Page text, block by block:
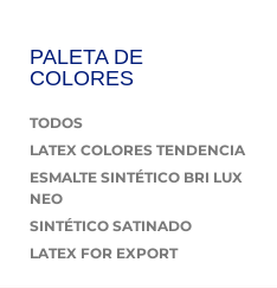
PALETA DE
COLORES
TODOS
LATEX COLORES TENDENCIA
ESMALTE SINTÉTICO BRI LUX
NEO
SINTÉTICO SATINADO
LATEX FOR EXPORT